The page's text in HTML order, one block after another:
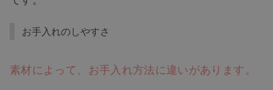
お手入れのしやすさ
素材によって、お手入れ方法に違いがあります。